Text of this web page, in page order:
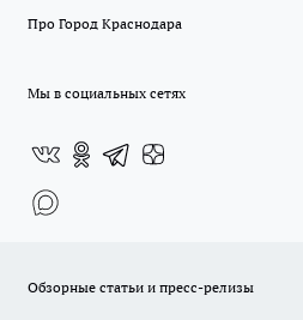
Про Город Краснодара
Мы в социальных сетях
Обзорные статьи и пресс-релизы